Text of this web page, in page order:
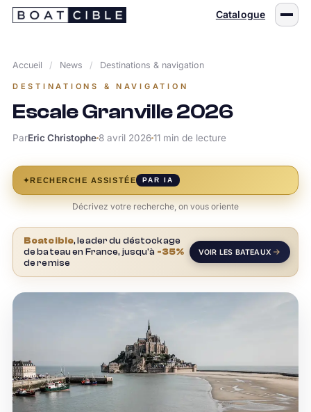
Passer
Catalogue
Accueil / News / Destinations & navigation
DESTINATIONS & NAVIGATION
Escale Granville 2026
ParEric Christophe8 avril 202611 min de lecture
✦RECHERCHE ASSISTÉE PAR IA
Décrivez votre recherche, on vous oriente
Boatcible, leader du déstockage
de bateau en France, jusqu'à -35%
de remise
VOIR LES BATEAUX